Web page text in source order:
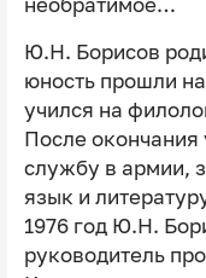
Ю.Н. Борисов
юность прошли
учился на
После окончания
службу в армии,
язык и
1976 год Ю.Н.
руководитель